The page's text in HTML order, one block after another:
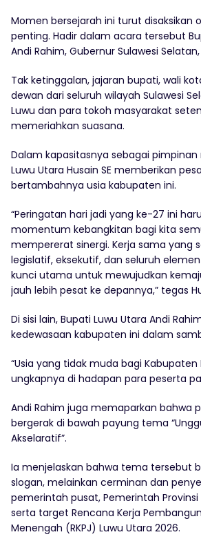
Momen bersejarah ini turut disaksikan
penting. Hadir dalam acara tersebut
Andi Rahim, Gubernur Sulawesi
Tak ketinggalan, jajaran bupati, wali
dewan dari seluruh wilayah Sulawesi
Luwu dan para tokoh masyarakat
memeriahkan suasana.
Dalam kapasitasnya sebagai pimpinan
Luwu Utara Husain SE memberikan
bertambahnya usia kabupaten ini.
“Peringatan hari jadi yang ke-27 ini
momentum kebangkitan bagi kita
mempererat sinergi. Kerja sama yang
legislatif, eksekutif, dan seluruh
kunci utama untuk mewujudkan
jauh lebih pesat ke depannya,” tegas
Di sisi lain, Bupati Luwu Utara Andi
kedewasaan kabupaten ini dalam
“Usia yang tidak muda bagi Kabupaten
ungkapnya di hadapan para peserta
Andi Rahim juga memaparkan bahwa
bergerak di bawah payung tema
Akselaratif”.
Ia menjelaskan bahwa tema tersebut
slogan, melainkan cerminan dan
pemerintah pusat, Pemerintah Provinsi
serta target Rencana Kerja
Menengah (RKPJ) Luwu Utara 2026.